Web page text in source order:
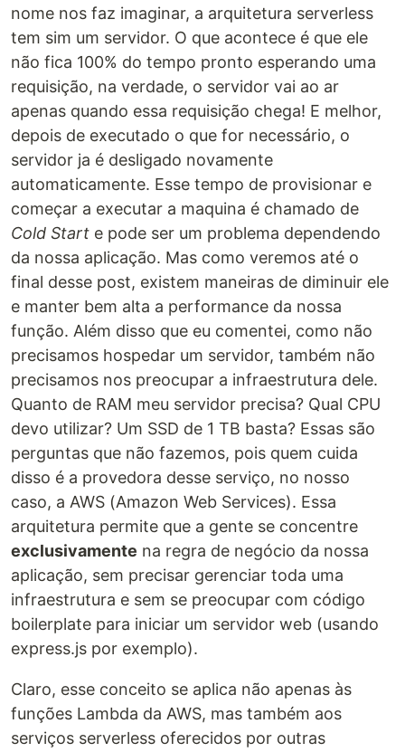
nome nos faz imaginar, a arquitetura serverless
tem sim um servidor. O que acontece é que ele
não fica 100% do tempo pronto esperando uma
requisição, na verdade, o servidor vai ao ar
apenas quando essa requisição chega! E melhor,
depois de executado o que for necessário, o
servidor ja é desligado novamente
automaticamente. Esse tempo de provisionar e
começar a executar a maquina é chamado de
Cold Start e pode ser um problema dependendo
da nossa aplicação. Mas como veremos até o
final desse post, existem maneiras de diminuir ele
e manter bem alta a performance da nossa
função. Além disso que eu comentei, como não
precisamos hospedar um servidor, também não
precisamos nos preocupar a infraestrutura dele.
Quanto de RAM meu servidor precisa? Qual CPU
devo utilizar? Um SSD de 1 TB basta? Essas são
perguntas que não fazemos, pois quem cuida
disso é a provedora desse serviço, no nosso
caso, a AWS (Amazon Web Services). Essa
arquitetura permite que a gente se concentre
exclusivamente na regra de negócio da nossa
aplicação, sem precisar gerenciar toda uma
infraestrutura e sem se preocupar com código
boilerplate para iniciar um servidor web (usando
express.js por exemplo).
Claro, esse conceito se aplica não apenas às
funções Lambda da AWS, mas também aos
serviços serverless oferecidos por outras